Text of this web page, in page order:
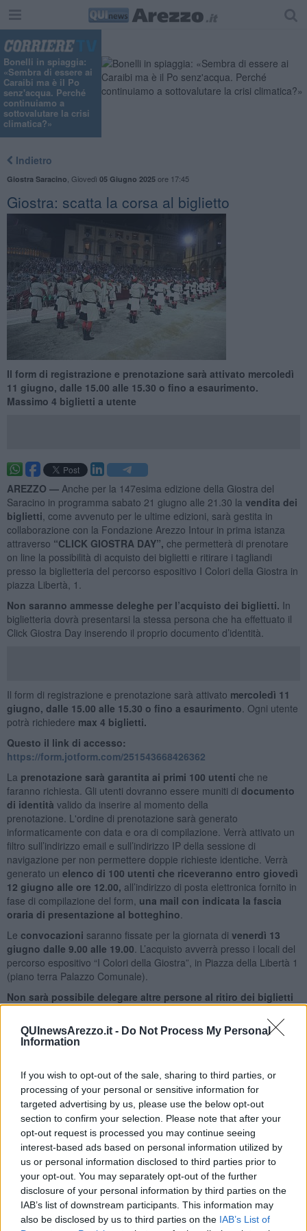
QUInewsArezzo.it - Do Not Process My Personal
Information
If you wish to opt-out of the sale, sharing to third parties, or
processing of your personal or sensitive information for
targeted advertising by us, please use the below opt-out
section to confirm your selection. Please note that after your
opt-out request is processed you may continue seeing
interest-based ads based on personal information utilized by
us or personal information disclosed to third parties prior to
your opt-out. You may separately opt-out of the further
disclosure of your personal information by third parties on the
IAB’s list of downstream participants. This information may
also be disclosed by us to third parties on the IAB’s List of
Bonelli in spiaggia:
«Sembra di essere ai
Caraibi ma è il Po
senz'acqua. Perché
continuiamo a
sottovalutare la crisi
climatica?»
Indietro
Giostra Saracino Giovedì 05 Giugno 2025ore 17:45
Giostra: scatta la corsa al biglietto
Il form di registrazione e prenotazione sarà attivato mercoledì
11 giugno, dalle 15.00 alle 15.30 o fino a esaurimento.
Massimo 4 biglietti a utente
AREZZO — Anche per la 147esima edizione della Giostra del
Saracino in programma sabato 21 giugno alle 21.30 la vendita dei
biglietti , come avvenuto per le ultime edizioni, sarà gestita in
collaborazione con la Fondazione Arezzo Intour in prima istanza
attraverso “CLICK GIOSTRA DAY”, che permetterà di prenotare
on line la possibilità di acquisto dei biglietti e ritirare i tagliandi
presso la biglietteria del percorso espositivo I Colori della Giostra in
piazza Libertà, 1.
Non saranno ammesse deleghe per l’acquisto dei biglietti. In
biglietteria dovrà presentarsi la stessa persona che ha effettuato il
Click Giostra Day inserendo il proprio documento d’identità.
Il form di registrazione e prenotazione sarà attivato mercoledì 11
giugno, dalle 15.00 alle 15.30 o fino a esaurimento . Ogni utente
potrà richiedere max 4 biglietti.
Questo il link di accesso:
https://form.jotform.com/251543668426362
La prenotazione sarà garantita ai primi 100 utenti che ne
faranno richiesta. Gli utenti dovranno essere muniti di documento
di identità valido da inserire al momento della
prenotazione. L'ordine di prenotazione sarà generato
informaticamente con data e ora di compilazione. Verrà attivato un
filtro sull’indirizzo email e sull’indirizzo IP della sessione di
navigazione per non permettere doppie richieste identiche. Verrà
generato un elenco di 100 utenti che riceveranno entro giovedì
12 giugno alle ore 12.00, all’indirizzo di posta elettronica fornito in
fase di compilazione del form, una mail con indicata la fascia
oraria di presentazione al botteghino
Le convocazioni saranno fissate per la giornata di venerdì 13
giugno dalle 9.00 alle 19.00 . L’acquisto avverrà presso i locali del
percorso espositivo “I Colori della Giostra”, in Piazza della Libertà 1
(piano terra Palazzo Comunale).
Non sarà possibile delegare altre persone al ritiro dei biglietti
al botteghino: il ritiro dovrà essere effettuato da chi ha provveduto
alla prenotazione tramite click day inserendo il proprio documento
d’identità.Ogni utente potrà acquistare un massimo di 4
fascia oraria in cui presentarsi in biglietteria per l’acquisto
sarà comunicata all'indirizzo mail fornito in fase di compilazione del
form e sarà
assegnata automaticamente
in base all’ordine
cronologico di invio delle richieste: i primi 50 prenotati potranno
acquistare i biglietti nella mattinata di venerdì 13 giugno mentre i
restanti 50 nella fascia pomeridiana.Il form può essere compilato
una sola volta.Controllare lo spam: vi è il rischio che la mail di
convocazione venga bloccata dal filtro antispam.
Una volta conclusa la vendita su prelazione,dalle ore 9.00 di
sabato 14 giugno, sarà attivata la vendita libera presso la